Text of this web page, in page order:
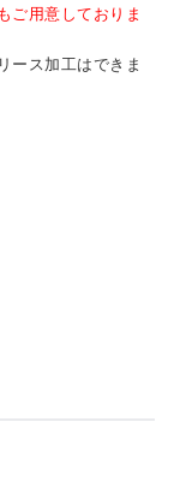
ご用意しておりま
ース加工はできま